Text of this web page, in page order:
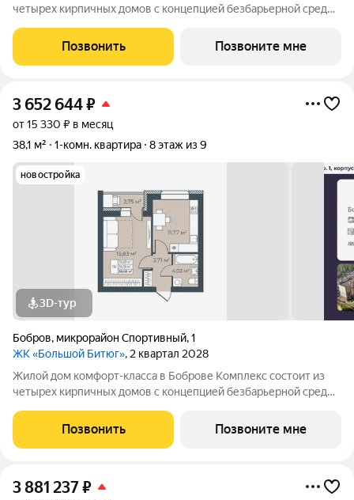
четырех кирпичных домов с концепцией безбарьерной среды,
пожилых людей и родителей с колясками. Функциональное
использование квадратных
Позвонить Позвоните мне
3 652 644₽
от 15 330 ₽ в месяц
38,1 м²
1-комн. квартира 8 этаж из 9
новостройка
3D-тур
Бобров, микрорайон Спортивный,1
ЖК «Большой Битюг», 2 квартал 2028
Жилой дом комфорт-класса в Боброве Комплекс состоит из
четырех кирпичных домов с концепцией безбарьерной среды,
пожилых людей и родителей с колясками. Функциональное
использование квадратных
Позвонить Позвоните мне
3 881 237₽